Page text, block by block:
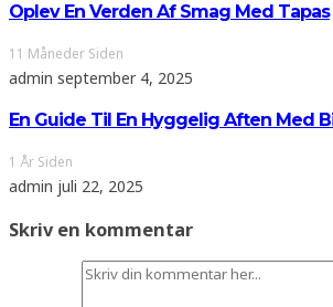
Oplev En Verden Af Smag Med Tapas
11 Måneder Siden
admin september 4, 2025
En Guide Til En Hyggelig Aften Med
1 År Siden
admin juli 22, 2025
Skriv en kommentar